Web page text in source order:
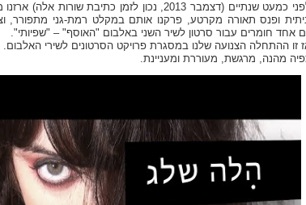
לפני כמעט שנתיים (דצמבר 2013, נכון לזמן כתיבת שורות
ופנס תאורה מקרטע, פרקנו אותם במקלט רמת-גני מתפורר,
אחד חומרים עבור סרטון לשיר השני באלבום "האוסף" – "שפיותי".
זו ההתחלה הצנועה שלנו במסגרת פרויקט הסרטונים לשירי האלבום.
מהנה, מרגשת, מעוררת ומעניינת.